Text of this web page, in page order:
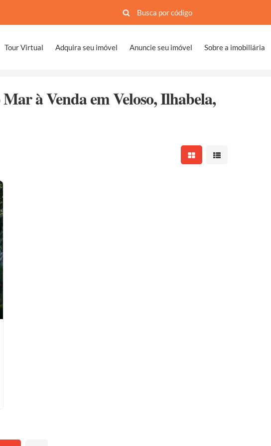
Tour Virtual Adquira seu imóvel Anuncie seu imóvel Sobre a imobiliária
à Venda em Veloso, Ilhabela,
Mostrar resultados em
Mostrar